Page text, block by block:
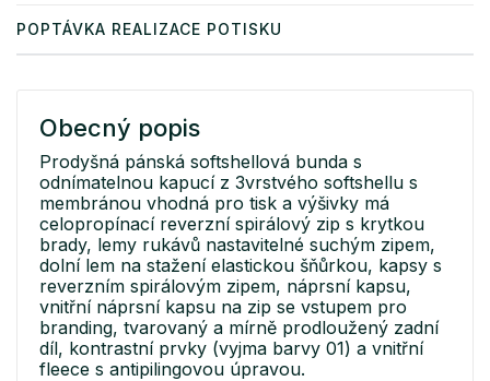
POPTÁVKA REALIZACE POTISKU
Obecný popis
Prodyšná pánská softshellová bunda s
odnímatelnou kapucí z 3vrstvého softshellu s
membránou vhodná pro tisk a výšivky má
celopropínací reverzní spirálový zip s krytkou
brady, lemy rukávů nastavitelné suchým zipem,
dolní lem na stažení elastickou šňůrkou, kapsy s
reverzním spirálovým zipem, náprsní kapsu,
vnitřní náprsní kapsu na zip se vstupem pro
branding, tvarovaný a mírně prodloužený zadní
díl, kontrastní prvky (vyjma barvy 01) a vnitřní
fleece s antipilingovou úpravou.